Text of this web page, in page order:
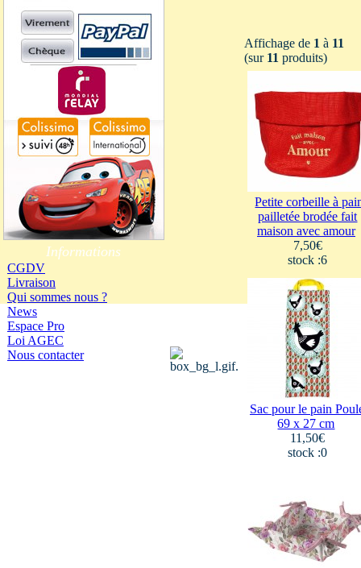
Informations
CGDV
Livraison
Qui sommes nous ?
News
Espace Pro
Loi AGEC
Nous contacter
Affichage de 1 à 11
(sur 11 produits)
Petite corbeille à
pailletée brodée fait
maison avec amour
7,50€
stock :6
Sac pour le pain
69 x 27 cm
11,50€
stock :0